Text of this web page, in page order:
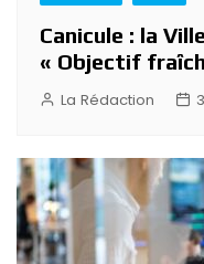
Canicule : la
« Objectif
La Rédaction